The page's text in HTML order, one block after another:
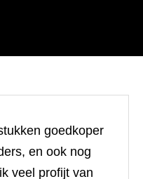
goedkoper
en ook nog
veel profijt van